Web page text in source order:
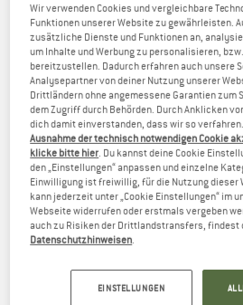
Wir verwenden Cookies und vergleichbare
Funktionen unserer Website zu gewährleisten.
zusätzliche Dienste und Funktionen an,
um Inhalte und Werbung zu personalisieren,
bereitzustellen. Dadurch erfahren auch unsere
Analysepartner von deiner Nutzung unserer
Drittländern ohne angemessene Garantien zum
dem Zugriff durch Behörden. Durch Anklicken
dich damit einverstanden, dass wir so
Ausnahme der technisch notwendigen Cookie
klicke bitte hier. Du kannst deine Cookie
den „Einstellungen“ anpassen und einzelne
Einwilligung ist freiwillig, für die Nutzung dieser
kann jederzeit unter „Cookie Einstellungen“ im
Webseite widerrufen oder erstmals vergeben
auch zu Risiken der Drittlandstransfers, findest
Datenschutzhinweisen.
EINSTELLUNGEN